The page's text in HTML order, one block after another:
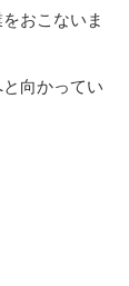
おこないま
向かってい